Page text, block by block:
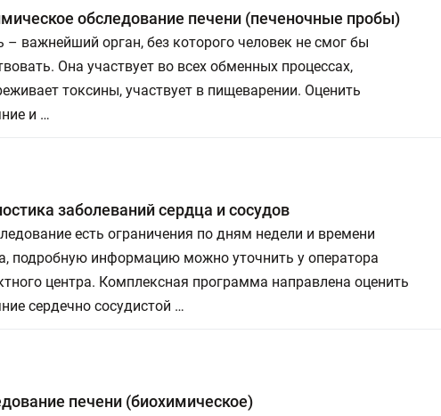
обследование печени (печеночные пробы)
– важнейший орган, без которого человек не смог бы
Она участвует во всех обменных процессах,
токсины, участвует в пищеварении. Оценить
и …
заболеваний сердца и сосудов
есть ограничения по дням недели и времени
подробную информацию можно уточнить у оператора
центра. Комплексная программа направлена оценить
сердечно сосудистой …
печени (биохимическое)